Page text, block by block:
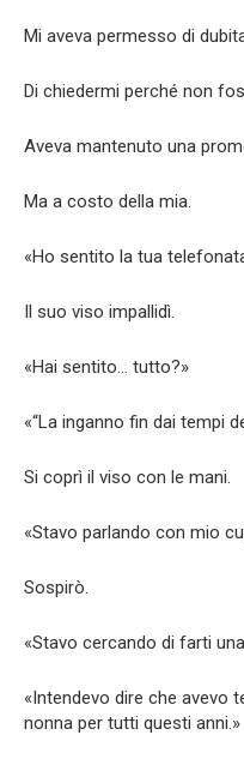
Mi aveva permesso di
Di chiedermi perché non
Aveva mantenuto una
Ma a costo della mia.
«Ho sentito la tua
Il suo viso impallidì.
«Hai sentito… tutto?»
«“La inganno fin dai tempi
Si coprì il viso con le mani.
«Stavo parlando con mio
Sospirò.
«Stavo cercando di farti
«Intendevo dire che avevo
nonna per tutti questi anni.»